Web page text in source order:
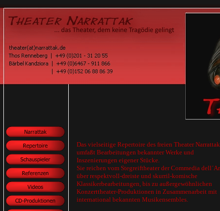
Das vielseitige Repertoire des freien Theater Narrattak
umfaßt Bearbeitungen bekannter Werke und
Inszenierungen eigener Stücke.
Sie reichen vom Stegreiftheater der Commedia
über respektvoll-dreiste und skurril-komische
Klassikerbearbeitungen, bis zu außergewöhnlichen
Konzerttheater-Produktionen in Zusammenarbeit mit
international bekannten Musikensembles.